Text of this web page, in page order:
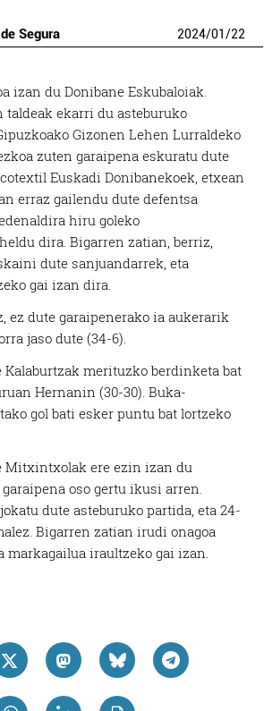
Segura 2024/01/22
izan du Donibane Eskubaloiak.
taldeak ekarri du asteburuko
Gizonen Lehen Lurraldeko
zuten garaipena eskuratu dute
Euskadi Donibanekoek, etxean
erraz gailendu dute defentsa
hiru goleko
dira. Bigarren zatian, berriz,
dute sanjuandarrek, eta
gai izan dira.
ez dute garaipenerako ia aukerarik
jaso dute (34-6).
Kalaburtzak merituzko berdinketa bat
Hernanin (30-30). Buka-
gol bati esker puntu bat lortzeko
Mitxintxolak ere ezin izan du
oso gertu ikusi arren.
dute asteburuko partida, eta 24-
Bigarren zatian irudi onagoa
markagailua iraultzeko gai izan.